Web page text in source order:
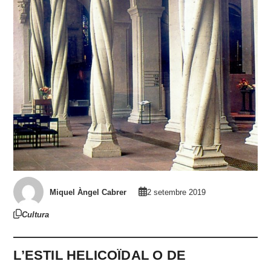
Miquel Àngel Cabrer 2 setembre 2019
Cultura
L’ESTIL HELICOÏDAL O DE